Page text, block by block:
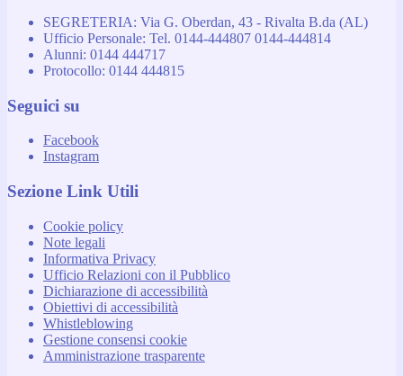
SEGRETERIA: Via G. Oberdan, 43 - Rivalta B.da (AL)
Ufficio Personale: Tel. 0144-444807 0144-444814
Alunni: 0144 444717
Protocollo: 0144 444815
Seguici su
Facebook
Instagram
Sezione Link Utili
Cookie policy
Note legali
Informativa Privacy
Ufficio Relazioni con il Pubblico
Dichiarazione di accessibilità
Obiettivi di accessibilità
Whistleblowing
Gestione consensi cookie
Amministrazione trasparente